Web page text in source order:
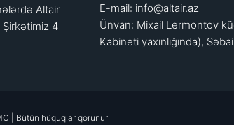
Altair
4
E-mail: info@altair.az
Ünvan: Mixail Lermontov
Kabineti yaxınlığında),
| Bütün hüquqlar qorunur